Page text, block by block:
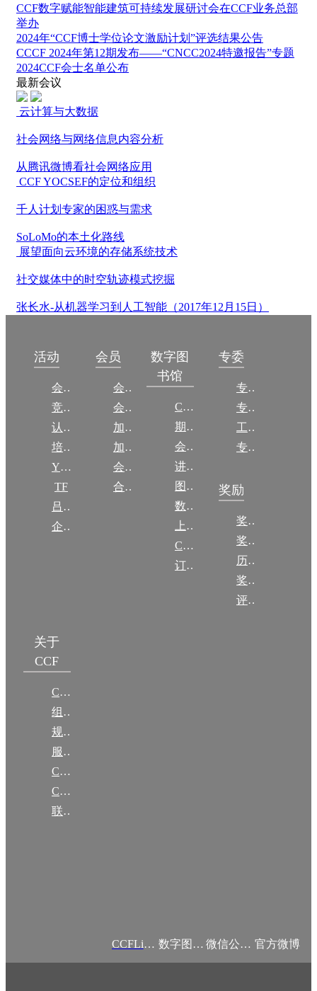
CCF数字赋能智能建筑可持续发展研讨会在CCF业务总部
举办
2024年“CCF博士学位论文激励计划”评选结果公告
CCCF 2024年第12期发布——“CNCC2024特邀报告”专题
2024CCF会士名单公布
最新会议
云计算与大数据
社会网络与网络信息内容分析
从腾讯微博看社会网络应用
CCF YOCSEF的定位和组织
千人计划专家的困惑与需求
SoLoMo的本土化路线
展望面向云环境的存储系统技术
社交媒体中的时空轨迹模式挖掘
张长水-从机器学习到人工智能（2017年12月15日）
活动
会议
竞赛
认证
培训
YOCSEF
TF
吕梁振兴
企智会
会员
会员简介
会员权益
加入CCF
加入CCF
会员交费
合作伙伴
数字图
书馆
CCCF
期刊
会议
讲稿
图集
数图编审委员会
上传/发布作品
CCF DL Focus
订阅《计算》
专委
专委简介
专委条例
工作问答
专委名单
奖励
奖励动态
奖励目录
历年获奖名单
奖项推荐
评奖条例
关于
CCF
CCF简介
组织机构
规章
服务项目
CCF大事记
CCF创建60周年
联系我们
CCFLink APP 数字图书馆 微信公众号 官方微博